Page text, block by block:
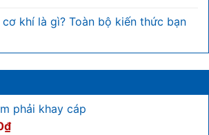
khí là gì? Toàn bộ kiến thức bạn
phải khay cáp
₫